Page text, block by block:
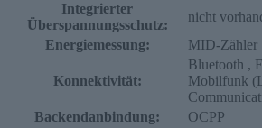
Integrierter
Überspannungsschutz:
nicht
Energiemessung:
MID-Zähler
Konnektivität:
Bluetooth ,
Mobilfunk
Backendanbindung:
OCPP